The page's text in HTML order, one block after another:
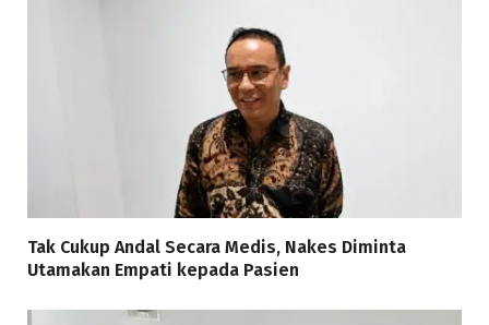
Tak Cukup Andal Secara Medis, Nakes Diminta
Utamakan Empati kepada Pasien